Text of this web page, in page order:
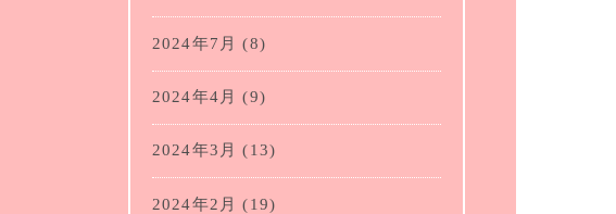
2024年7月 (8)
2024年4月 (9)
2024年3月 (13)
2024年2月 (19)